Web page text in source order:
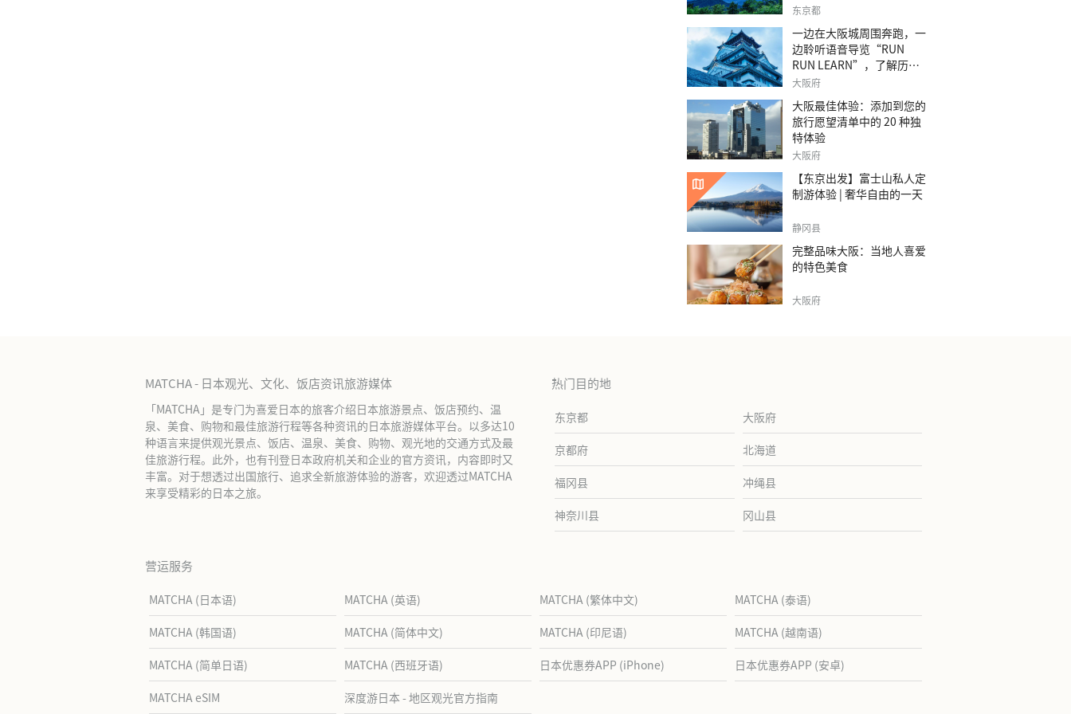
之旅。
东京都
一边在大阪城周围奔跑，一
边聆听语音导览“RUN
RUN LEARN”，了解历
史。
大阪府
大阪最佳体验：添加到您的
旅行愿望清单中的 20 种独
特体验
大阪府
【东京出发】富士山私人定
制游体验 | 奢华自由的一天
静冈县
完整品味大阪：当地人喜爱
的特色美食
大阪府
MATCHA - 日本观光、文化、饭店资讯旅游媒体
「MATCHA」是专门为喜爱日本的旅客介绍日本旅游景点、饭店预约、温
泉、美食、购物和最佳旅游行程等各种资讯的日本旅游媒体平台。以多达10
种语言来提供观光景点、饭店、温泉、美食、购物、观光地的交通方式及最
佳旅游行程。此外，也有刊登日本政府机关和企业的官方资讯，内容即时又
丰富。对于想透过出国旅行、追求全新旅游体验的游客，欢迎透过MATCHA
来享受精彩的日本之旅。
热门目的地
东京都 大阪府
京都府 北海道
福冈县 冲绳县
神奈川县 冈山县
营运服务
MATCHA (日本语) MATCHA (英语) MATCHA (繁体中文) MATCHA (泰语)
MATCHA (韩国语) MATCHA (简体中文) MATCHA (印尼语) MATCHA (越南语)
MATCHA (简单日语) MATCHA (西班牙语) 日本优惠券APP (iPhone) 日本优惠券APP (安卓)
MATCHA eSIM 深度游日本 - 地区观光官方指南